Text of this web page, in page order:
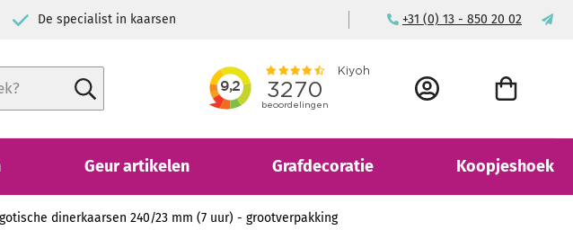
De specialist in kaarsen Voor consument & bedrijf
+31 (0) 13 - 850 20 02
Close search
Zoek ACCOUNT
Geur artikelen Grafdecoratie Koopjeshoek
dinerkaarsen 240/23 mm (7 uur) - grootverpakking